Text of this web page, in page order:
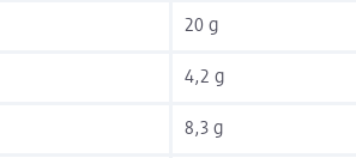
20 g
4,2 g
8,3 g